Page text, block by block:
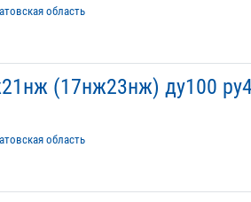
область
(17нж23нж) ду100
область